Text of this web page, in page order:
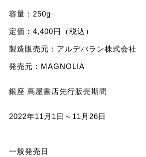
容量：250g
定価：4,400円（税込）
製造販売元：アルデバラン株式会社
発売元：MAGNOLIA
銀座 蔦屋書店先行販売期間
2022年11月1日～11月26日
一般発売日